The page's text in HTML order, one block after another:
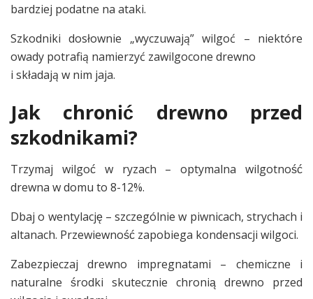
bardziej podatne na ataki.
Szkodniki dosłownie „wyczuwają” wilgoć – niektóre
owady potrafią namierzyć zawilgocone drewno
i składają w nim jaja.
Jak chronić drewno przed
szkodnikami?
Trzymaj wilgoć w ryzach – optymalna wilgotność
drewna w domu to 8-12%.
Dbaj o wentylację – szczególnie w piwnicach, strychach i
altanach. Przewiewność zapobiega kondensacji wilgoci.
Zabezpieczaj drewno impregnatami – chemiczne i
naturalne środki skutecznie chronią drewno przed